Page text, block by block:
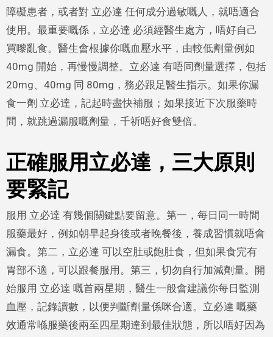
障礙患者，或者對 立必達 任何成分過敏嘅人，就唔適合
使用。最重要嘅係，立必達 必須經醫生處方，唔好自己
買嚟亂食。醫生會根據你嘅血壓水平，由較低劑量例如
40mg 開始，再慢慢調整。立必達 有唔同劑量選擇，包括
20mg、40mg 同 80mg，務必跟足醫生指示。如果你漏
食一劑 立必達，記起時盡快補服；如果接近下次服藥時
間，就跳過漏服嘅劑量，千祈唔好食雙倍。
正確服用立必達，三大原則
要緊記
服用 立必達 有幾個關鍵點要留意。第一，每日同一時間
服藥最好，例如朝早起身後或者晚餐後，養成習慣就唔會
漏食。第二，立必達 可以空肚或飽肚食，但如果食完有
胃部不適，可以跟餐服用。第三，切勿自行加減劑量。開
始服用 立必達 嘅首兩星期，醫生一般會建議你每日監測
血壓，記錄讀數，以便判斷劑量係咪合適。立必達 嘅藥
效通常喺服藥後兩至四星期達到最佳狀態，所以唔好因為